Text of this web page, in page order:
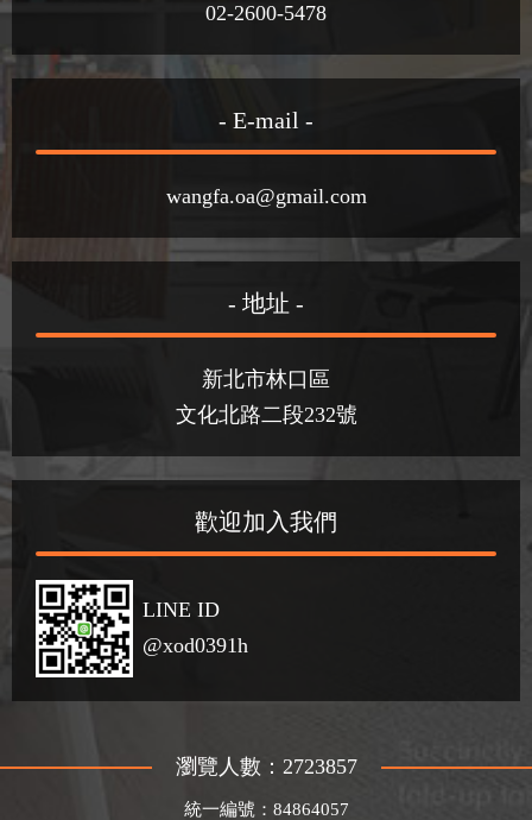
02-2600-5478
- E-mail -
wangfa.oa@gmail.com
- 地址 -
新北市林口區
文化北路二段232號
歡迎加入我們
LINE ID
@xod0391h
瀏覽人數：2723857
統一編號：84864057